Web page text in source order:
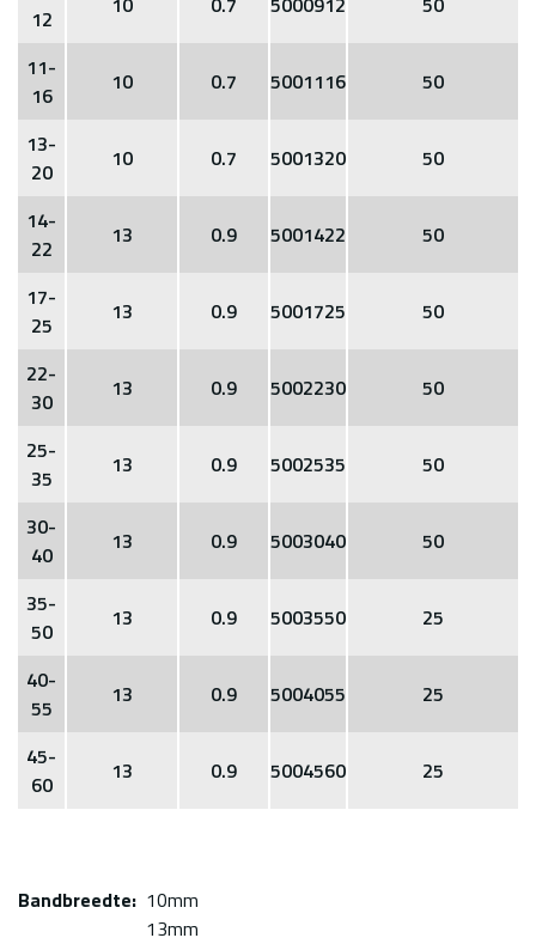
12
11-
16
10 0.7 5001116 50
13-
20
10 0.7 5001320 50
14-
22
13 0.9 5001422 50
17-
25
13 0.9 5001725 50
22-
30
13 0.9 5002230 50
25-
35
13 0.9 5002535 50
30-
40
13 0.9 5003040 50
35-
50
13 0.9 5003550 25
40-
55
13 0.9 5004055 25
45-
60
13 0.9 5004560 25
Bandbreedte 10mm
13mm